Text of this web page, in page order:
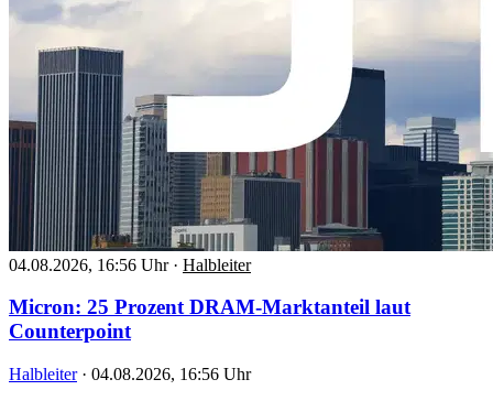
04.08.2026, 16:56 Uhr · Halbleiter
Micron: 25 Prozent DRAM-Marktanteil laut
Counterpoint
Halbleiter · 04.08.2026, 16:56 Uhr